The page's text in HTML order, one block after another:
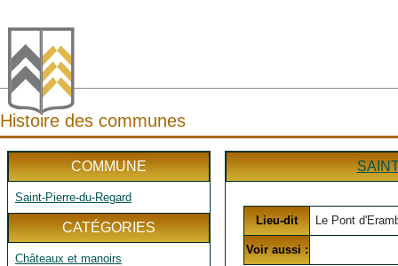
Histoire des communes
COMMUNE
Saint-Pierre-du-Regard
CATÉGORIES
Châteaux et manoirs
Lieu-dit Le Pont
Voir aussi :